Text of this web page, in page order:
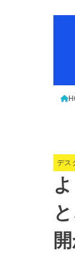
デス